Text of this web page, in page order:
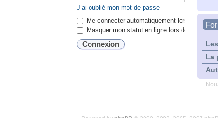
La
J’ai oublié mon mot de passe
Me connecter automatiquement lors de
Masquer mon statut en ligne lors de cette